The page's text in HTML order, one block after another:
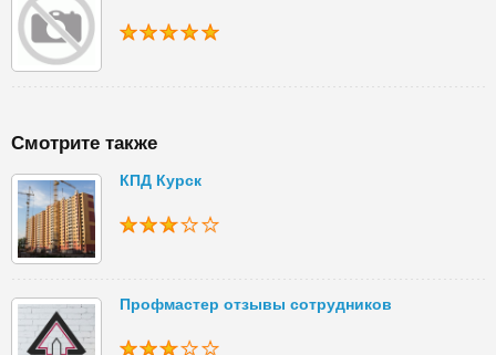
Смотрите также
КПД Курск
Профмастер отзывы сотрудников